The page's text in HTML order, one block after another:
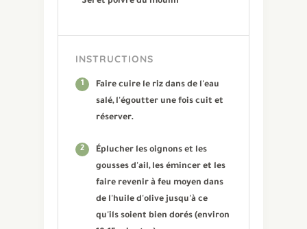
INSTRUCTIONS
1
Faire cuire le riz dans de l'eau
salé, l'égoutter une fois cuit et
réserver.
2
Éplucher les oignons et les
gousses d'ail, les émincer et les
faire revenir à feu moyen dans
de l'huile d'olive jusqu'à ce
qu'ils soient bien dorés (environ